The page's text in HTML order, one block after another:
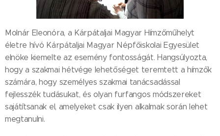
Molnár Eleonóra, a Kárpátaljai Magyar Hímzőműhelyt
életre hívó Kárpátaljai Magyar Népfőiskolai Egyesület
elnöke kiemelte az esemény fontosságát. Hangsúlyozta,
hogy a szakmai hétvége lehetőséget teremtett a hímzők
számára, hogy személyes szakmai tanácsadással
fejlesszék tudásukat, és olyan furfangos módszereket
sajátítsanak el, amelyeket csak ilyen alkalmak során lehet
megtanulni.